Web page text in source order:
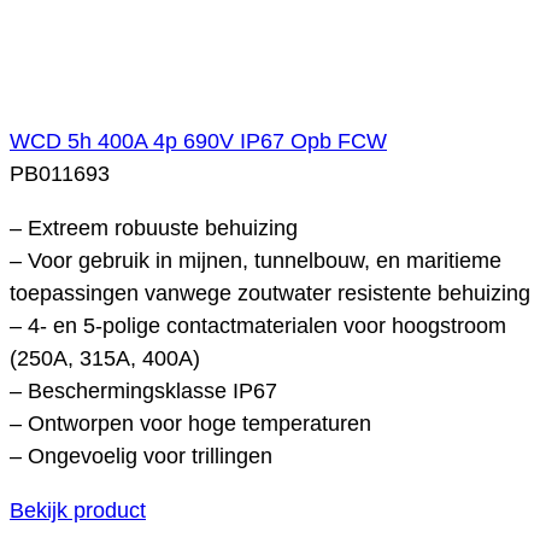
WCD 5h 400A 4p 690V IP67 Opb FCW
PB011693
– Extreem robuuste behuizing
– Voor gebruik in mijnen, tunnelbouw, en maritieme
toepassingen vanwege zoutwater resistente behuizing
– 4- en 5-polige contactmaterialen voor hoogstroom
(250A, 315A, 400A)
– Beschermingsklasse IP67
– Ontworpen voor hoge temperaturen
– Ongevoelig voor trillingen
Bekijk product